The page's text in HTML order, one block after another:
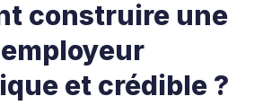
construire une
et crédible ?